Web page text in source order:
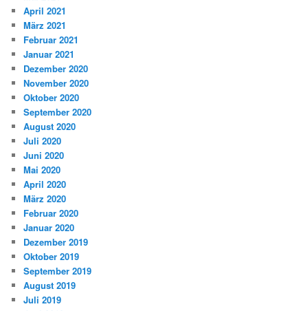
April 2021
März 2021
Februar 2021
Januar 2021
Dezember 2020
November 2020
Oktober 2020
September 2020
August 2020
Juli 2020
Juni 2020
Mai 2020
April 2020
März 2020
Februar 2020
Januar 2020
Dezember 2019
Oktober 2019
September 2019
August 2019
Juli 2019